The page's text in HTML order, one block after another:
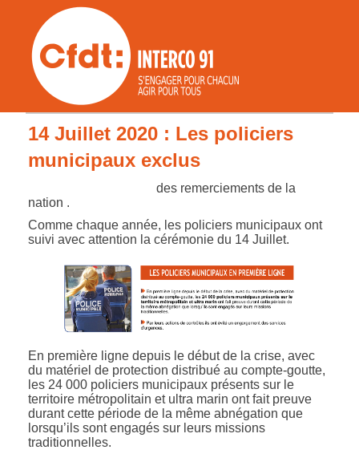
14 Juillet 2020 : Les policiers
municipaux exclus
des remerciements de la
nation .
Comme chaque année, les policiers municipaux ont
suivi avec attention la cérémonie du 14 Juillet.
En première ligne depuis le début de la crise, avec
du matériel de protection distribué au compte-goutte,
les 24 000 policiers municipaux présents sur le
territoire métropolitain et ultra marin ont fait preuve
durant cette période de la même abnégation que
lorsqu’ils sont engagés sur leurs missions
traditionnelles.